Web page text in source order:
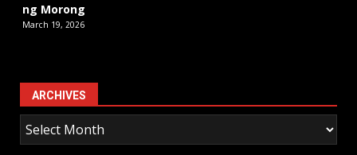
ng Morong
March 19, 2026
ARCHIVES